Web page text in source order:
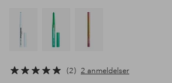
2 2 anmeldelser